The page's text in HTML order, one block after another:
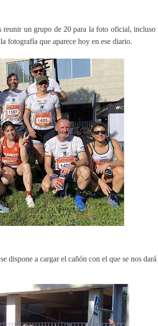
reunir un grupo de 20 para la foto oficial, incluso
fotografía que aparece hoy en ese diario.
dispone a cargar el cañón con el que se nos dará